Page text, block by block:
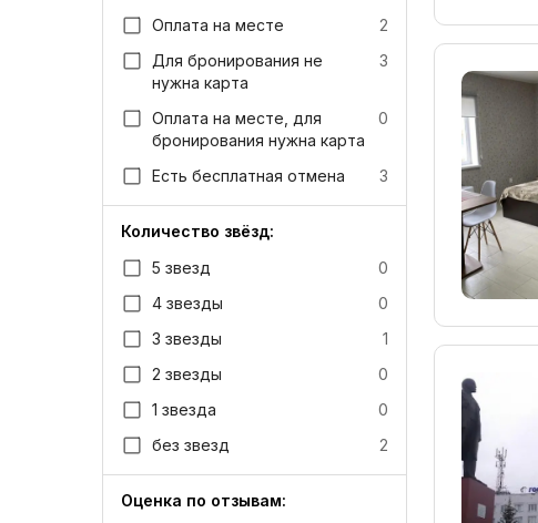
Оплата на месте
2
Для бронирования не
нужна карта
3
Оплата на месте, для
бронирования нужна карта
0
Есть бесплатная отмена 3
Количество звёзд:
5 звезд
0
4 звезды
0
3 звезды
1
2 звезды
0
1 звезда
0
без звезд
2
Оценка по отзывам: